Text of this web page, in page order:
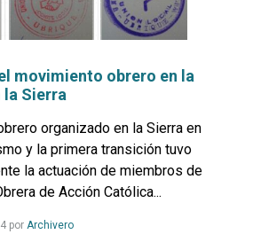
movimiento obrero en la
Sierra
organizado en la Sierra en
y la primera transición tuvo
la actuación de miembros de
de Acción Católica...
por ArchiveroLeer